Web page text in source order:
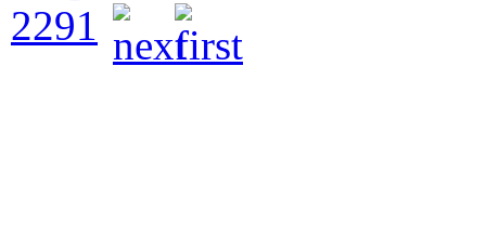
2291